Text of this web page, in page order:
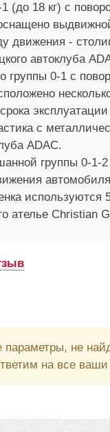
1 (до 18 кг) с
движения -
автоклуба
группы 0-1 с
с
ADAC.
группы 0-1-
ателье
не
на все